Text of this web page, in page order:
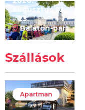
augusztus 22
– 23.
Balaton-part
Szállások
Apartman